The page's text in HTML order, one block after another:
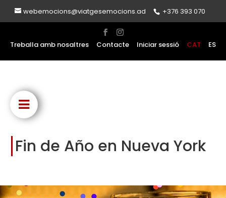
webemocions@viatgesemocions.ad +376 393 070
Treballa amb nosaltres Contacte Iniciar sessió CAT ES
Fin de Año en Nueva York